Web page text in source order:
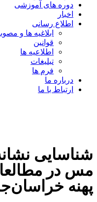
دوره های آموزشی
اخبار
اطلاع رسانی
ابلاغیه ها و
قوانین
اطلاعیه ها
تبلیغات
فرم ها
درباره ما
ارتباط با ما
شناسایی
مس در
پهنه